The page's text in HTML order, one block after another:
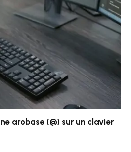
arobase (@) sur un clavier